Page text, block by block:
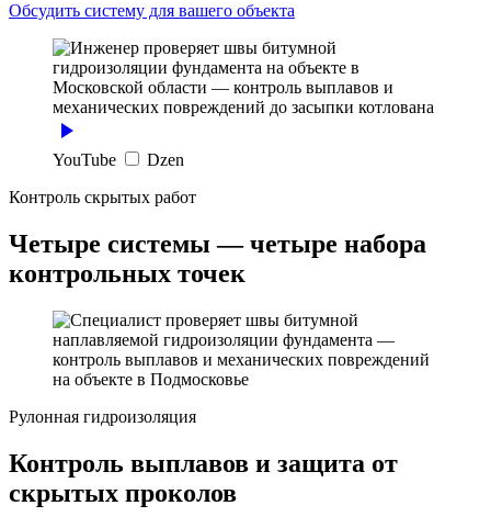
Обсудить систему для вашего объекта
YouTube
Dzen
Контроль скрытых работ
Четыре системы — четыре набора
контрольных точек
Рулонная гидроизоляция
Контроль выплавов и защита от
скрытых проколов